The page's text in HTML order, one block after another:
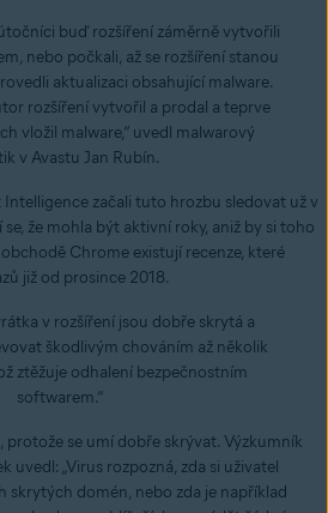
buď rozšíření záměrně vytvořili
nebo počkali, až se rozšíření stanou
aktualizaci obsahující malware.
rozšíření vytvořil a prodal a teprve
vložil malware,“ uvedl malwarový
v Avastu Jan Rubín.
začali tuto hrozbu sledovat už v
že mohla být aktivní roky, aniž by si toho
Chrome existují recenze, které
již od prosince 2018.
v rozšíření jsou dobře skrytá a
škodlivým chováním až několik
ztěžuje odhalení bezpečnostním
softwarem.“
se umí dobře skrývat. Výzkumník
uvedl: „Virus rozpozná, zda si uživatel
skrytých domén, nebo zda je například